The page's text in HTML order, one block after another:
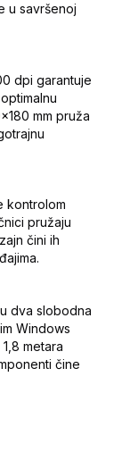
u savršenoj
dpi garantuje
mm pruža
kontrolom
pružaju
čini ih
dva slobodna
Windows
metara
čine